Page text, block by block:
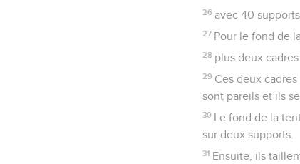
26 avec 40
27 Pour le fond de
28 plus deux
29 Ces deux
sont pareils et ils
30 Le fond de la
sur deux supports.
31 Ensuite, ils